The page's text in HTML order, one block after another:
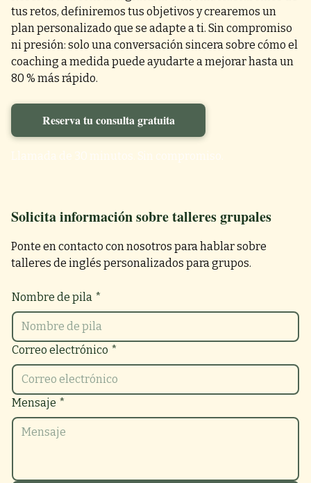
tus retos, definiremos tus objetivos y crearemos un
plan personalizado que se adapte a ti. Sin compromiso
ni presión: solo una conversación sincera sobre cómo el
coaching a medida puede ayudarte a mejorar hasta un
80 % más rápido.
Reserva tu consulta gratuita
Solicita información sobre talleres grupales
Ponte en contacto con nosotros para hablar sobre
talleres de inglés personalizados para grupos.
Nombre de pila *
Correo electrónico *
Mensaje *